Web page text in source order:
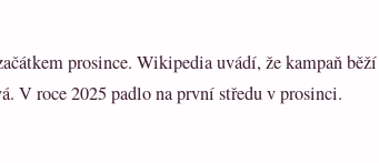
prosince. Wikipedia uvádí, že kampaň běží
V roce 2025 padlo na první středu v prosinci.